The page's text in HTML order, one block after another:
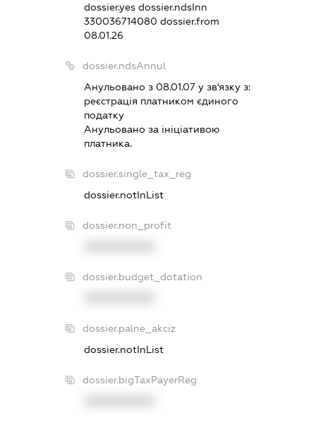
dossier.yes dossier.ndsInn
330036714080 dossier.from
08.01.26
dossier.ndsAnnul
Анульовано з 08.01.07 у зв'язку з:
реєстрацiя платником єдиного
податку
Анульовано за iнiцiативою
платника.
dossier.single_tax_reg
dossier.notInList
dossier.non_profit
dossier.budget_dotation
dossier.palne_akciz
dossier.notInList
dossier.bigTaxPayerReg